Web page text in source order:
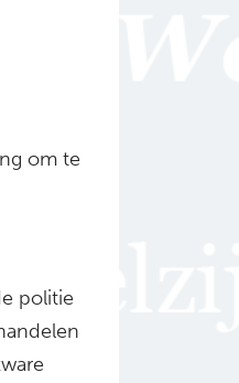
om te
politie